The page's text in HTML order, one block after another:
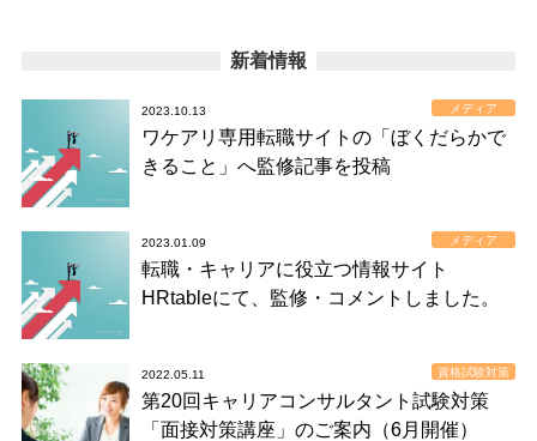
新着情報
2023.10.13 メディア
ワケアリ専用転職サイトの「ぼくだらかで
きること」へ監修記事を投稿
2023.01.09 メディア
転職・キャリアに役立つ情報サイト
HRtableにて、監修・コメントしました。
2022.05.11 資格試験対策
第20回キャリアコンサルタント試験対策
「面接対策講座」のご案内（6月開催）